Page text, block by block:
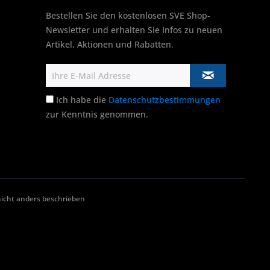
Bestellen Sie den kostenlosen SVE Shop-
Newsletter und erhalten Sie Infos zu neuen
Artikel, Aktionen und Rabatten.
Ich habe die Datenschutzbestimmungen
zur Kenntnis genommen.
anders beschrieben